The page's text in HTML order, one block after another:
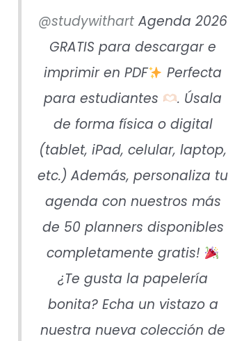
@studywithart Agenda 2026
GRATIS para descargar e
imprimir en PDF
Perfecta
para estudiantes
. Úsala
de forma física o digital
(tablet, iPad, celular, laptop,
etc.) Además, personaliza tu
agenda con nuestros más
de 50 planners disponibles
completamente gratis!
¿Te gusta la papelería
bonita? Echa un vistazo a
nuestra nueva colección de